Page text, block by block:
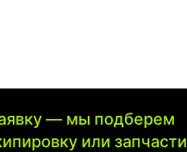
— мы подберем
или запчасти